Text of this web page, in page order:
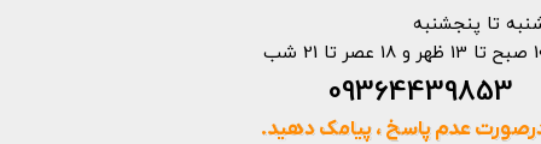
تا پنجشنبه
تا 21 شب
عدم پاسخ ، پیامک دهید.